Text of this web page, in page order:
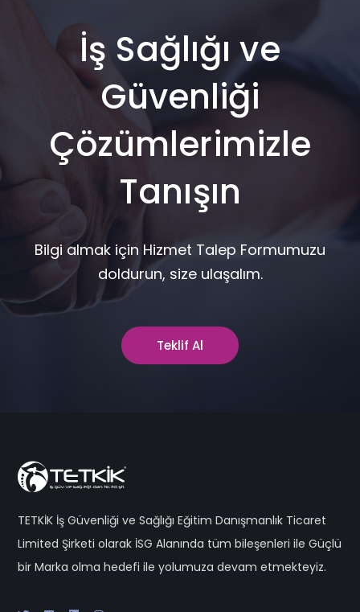
İş Sağlığı ve
Güvenliği
Çözümlerimizle
Tanışın
Bilgi almak için Hizmet Talep Formumuzu
doldurun, size ulaşalım.
Teklif Al
TETKİK İş Güvenliği ve Sağlığı Eğitim Danışmanlık Ticaret
Limited Şirketi olarak İSG Alanında tüm bileşenleri ile Güçlü
bir Marka olma hedefi ile yolumuza devam etmekteyiz.